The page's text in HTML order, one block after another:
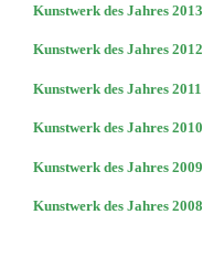
Kunstwerk des Jahres 2013
Kunstwerk des Jahres 2012
Kunstwerk des Jahres 2011
Kunstwerk des Jahres 2010
Kunstwerk des Jahres 2009
Kunstwerk des Jahres 2008